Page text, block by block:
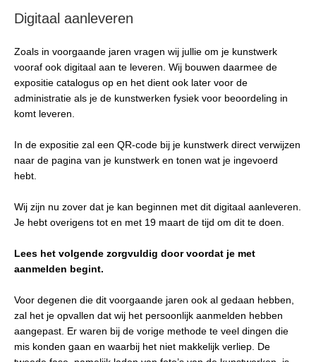
Digitaal aanleveren
Zoals in voorgaande jaren vragen wij jullie om je kunstwerk
vooraf ook digitaal aan te leveren. Wij bouwen daarmee de
expositie catalogus op en het dient ook later voor de
administratie als je de kunstwerken fysiek voor beoordeling in
komt leveren.
In de expositie zal een QR-code bij je kunstwerk direct verwijzen
naar de pagina van je kunstwerk en tonen wat je ingevoerd
hebt.
Wij zijn nu zover dat je kan beginnen met dit digitaal aanleveren.
Je hebt overigens tot en met 19 maart de tijd om dit te doen.
Lees het volgende zorgvuldig door voordat je met
aanmelden begint.
Voor degenen die dit voorgaande jaren ook al gedaan hebben,
zal het je opvallen dat wij het persoonlijk aanmelden hebben
aangepast. Er waren bij de vorige methode te veel dingen die
mis konden gaan en waarbij het niet makkelijk verliep. De